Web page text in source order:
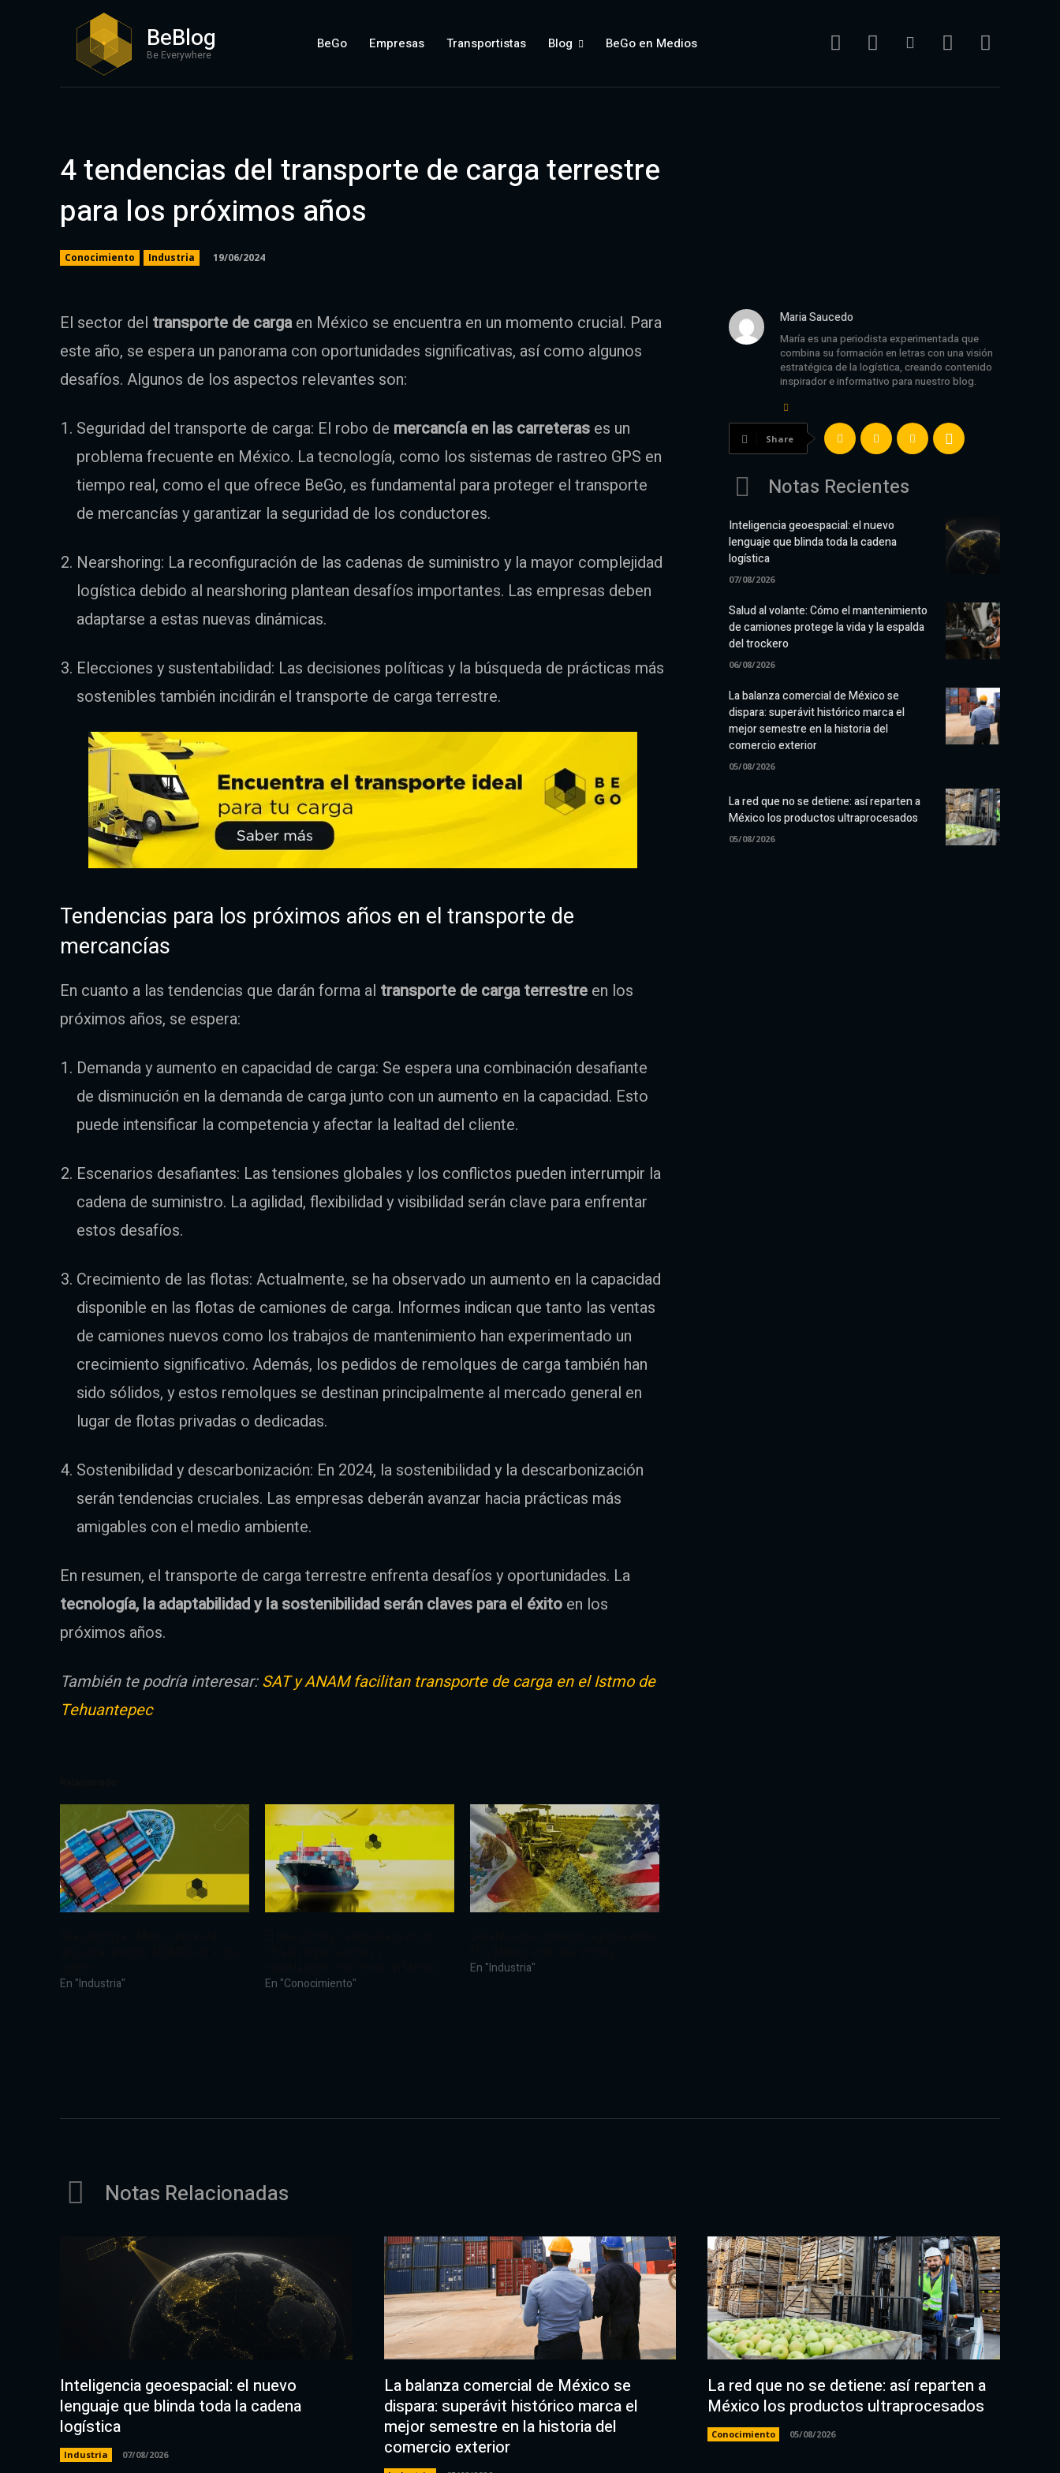
BeBlog
Be Everywhere
BeGo Empresas Transportistas Blog BeGo en Medios
4 tendencias del transporte de carga terrestre
para los próximos años
Conocimiento Industria 19/06/2024
El sector del transporte de cargaen México se encuentra en un momento crucial. Para
este año, se espera un panorama con oportunidades significativas, así como algunos
desafíos. Algunos de los aspectos relevantes son:
Seguridad del transporte de carga: El robo de mercancía en las carreteras es un
problema frecuente en México. La tecnología, como los sistemas de rastreo GPS en
tiempo real, como el que ofrece BeGo, es fundamental para proteger el transporte
de mercancías y garantizar la seguridad de los conductores.
Nearshoring: La reconfiguración de las cadenas de suministro y la mayor complejidad
logística debido al nearshoring plantean desafíos importantes. Las empresas deben
adaptarse a estas nuevas dinámicas.
Elecciones y sustentabilidad: Las decisiones políticas y la búsqueda de prácticas más
sostenibles también incidirán el transporte de carga terrestre.
Tendencias para los próximos años en el transporte de
mercancías
En cuanto a las tendencias que darán forma al transporte de carga terrestre en los
próximos años, se espera:
Demanda y aumento en capacidad de carga: Se espera una combinación desafiante
de disminución en la demanda de carga junto con un aumento en la capacidad. Esto
puede intensificar la competencia y afectar la lealtad del cliente.
Escenarios desafiantes: Las tensiones globales y los conflictos pueden interrumpir la
cadena de suministro. La agilidad, flexibilidad y visibilidad serán clave para enfrentar
estos desafíos.
Crecimiento de las flotas: Actualmente, se ha observado un aumento en la capacidad
disponible en las flotas de camiones de carga. Informes indican que tanto las ventas
de camiones nuevos como los trabajos de mantenimiento han experimentado un
crecimiento significativo. Además, los pedidos de remolques de carga también han
sido sólidos, y estos remolques se destinan principalmente al mercado general en
lugar de flotas privadas o dedicadas.
Sostenibilidad y descarbonización: En 2024, la sostenibilidad y la descarbonización
serán tendencias cruciales. Las empresas deberán avanzar hacia prácticas más
amigables con el medio ambiente.
En resumen, el transporte de carga terrestre enfrenta desafíos y oportunidades. La
tecnología, la adaptabilidad y la sostenibilidad serán claves para el éxito en los
próximos años.
También te podría interesar:SAT y ANAM facilitan transporte de carga en el Istmo de
Tehuantepec
En "Industria"
En "Conocimiento"
En "Industria"
Maria Saucedo
María es una periodista experimentada que
combina su formación en letras con una visión
estratégica de la logística, creando contenido
inspirador e informativo para nuestro blog.
Share
Notas Recientes
Inteligencia geoespacial: el nuevo
lenguaje que blinda toda la cadena
logística
07/08/2026
Salud al volante: Cómo el mantenimiento
de camiones protege la vida y la espalda
del trockero
06/08/2026
La balanza comercial de México se
dispara: superávit histórico marca el
mejor semestre en la historia del
comercio exterior
05/08/2026
La red que no se detiene: así reparten a
México los productos ultraprocesados
05/08/2026
Notas Relacionadas
Inteligencia geoespacial: el nuevo
lenguaje que blinda toda la cadena
logística
Industria 07/08/2026
La balanza comercial de México se
dispara: superávit histórico marca el
mejor semestre en la historia del
comercio exterior
La red que no se detiene: así reparten a
México los productos ultraprocesados
Conocimiento 05/08/2026